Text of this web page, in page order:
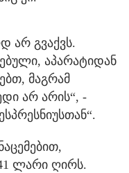
არ გვაქვს.
აპარატიდან
მაგრამ
არ არის“, -
ლარი ღირს.